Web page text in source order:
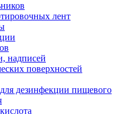
лент
надписей
поверхностей
дезинфекции пищевого